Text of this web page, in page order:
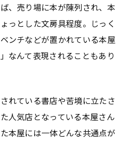
、売り場に本が陳列され、本
っとした文房具程度。じっく
ンチなどが置かれている本屋
なんて表現されることもあり
れている書店や苦境に立たさ
人気店となっている本屋さん
本屋には一体どんな共通点が